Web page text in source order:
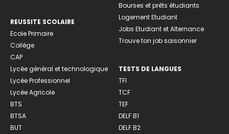
REUSSITE SCOLAIRE
Ecole Primaire
Collège
CAP
Lycée général et technologique
Lycée Professionnel
Lycée Agricole
BTS
BTSA
BUT
Bourses et prêts étudiants
Logement Etudiant
Jobs Etudiant et Alternance
Trouve ton job saisonnier
TESTS DE LANGUES
TFI
TCF
TEF
DELF B1
DELF B2